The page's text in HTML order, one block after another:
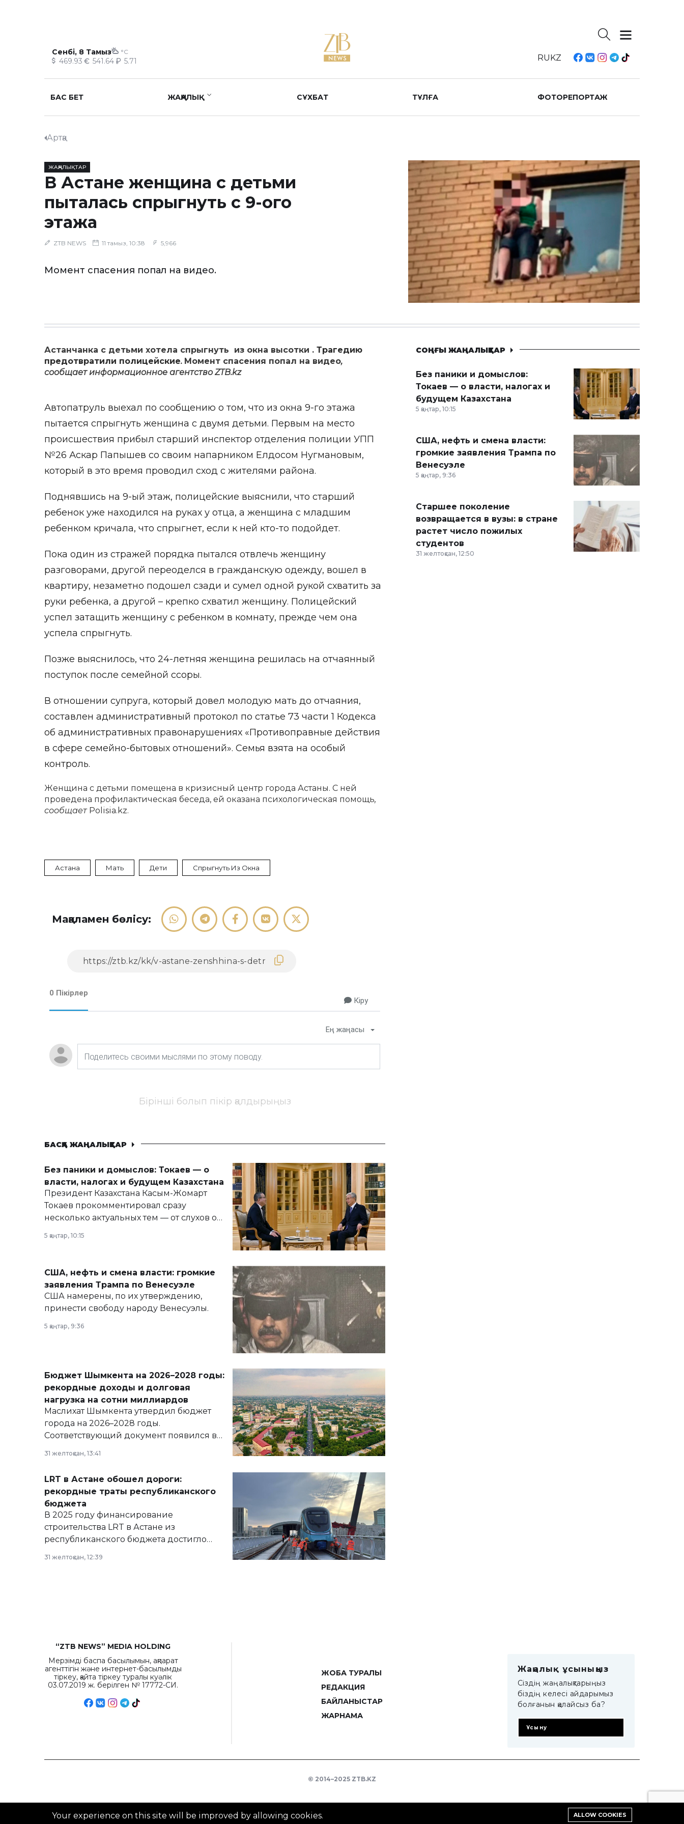
Сенбі, 8 Тамыз °C
469.93 541.64 5.71 RUKZ
БАС БЕТ ЖАҢАЛЫҚ СҰХБАТ ТҰЛҒА ФОТОРЕПОРТАЖ
Артқа
ЖАҢАЛЫҚТАР
В Астане женщина с детьми
пыталась спрыгнуть с 9-ого
этажа
ZTB NEWS 11 тамыз, 10:38 5,966
Момент спасения попал на видео.
Астанчанка с детьми хотела спрыгнуть из окна высотки . Трагедию
предотвратили полицейские. Момент спасения попал на видео,
сообщает информационное агентство ZTB.kz
Автопатруль выехал по сообщению о том, что из окна 9-го этажа
пытается спрыгнуть женщина с двумя детьми. Первым на место
происшествия прибыл старший инспектор отделения полиции УПП
№26 Аскар Папышев со своим напарником Елдосом Нугмановым,
который в это время проводил сход с жителями района.
Поднявшись на 9-ый этаж, полицейские выяснили, что старший
ребенок уже находился на руках у отца, а женщина с младшим
ребенком кричала, что спрыгнет, если к ней кто-то подойдет.
Пока один из стражей порядка пытался отвлечь женщину
разговорами, другой переоделся в гражданскую одежду, вошел в
квартиру, незаметно подошел сзади и сумел одной рукой схватить за
руки ребенка, а другой – крепко схватил женщину. Полицейский
успел затащить женщину с ребенком в комнату, прежде чем она
успела спрыгнуть.
Позже выяснилось, что 24-летняя женщина решилась на отчаянный
поступок после семейной ссоры.
В отношении супруга, который довел молодую мать до отчаяния,
составлен административный протокол по статье 73 части 1 Кодекса
об административных правонарушениях «Противоправные действия
в сфере семейно-бытовых отношений». Семья взята на особый
контроль.
Женщина с детьми помещена в кризисный центр города Астаны. С ней
проведена профилактическая беседа, ей оказана психологическая помощь,
сообщает Polisia.kz.
Астана Мать Дети Спрыгнуть Из Окна
Мақаламен бөлісу:
0 Пікірлер
Кіру
Ең жаңасы
Бірінші болып пікір қалдырыңыз
БАСҚА ЖАҢАЛЫҚТАР
Без паники и домыслов: Токаев — о
власти, налогах и будущем Казахстана
Президент Казахстана Касым-Жомарт
Токаев прокомментировал сразу
несколько актуальных тем — от слухов о
армии, экономики и личного здоровья.
5 қаңтар, 10:15
США, нефть и смена власти: громкие
заявления Трампа по Венесуэле
США намерены, по их утверждению,
принести свободу народу Венесуэлы.
5 қаңтар, 9:36
Бюджет Шымкента на 2026–2028 годы:
рекордные доходы и долговая
нагрузка на сотни миллиардов
Маслихат Шымкента утвердил бюджет
города на 2026–2028 годы.
Соответствующий документ появился в
сайте маслихат города.
31 желтоқсан, 13:41
LRT в Астане обошел дороги:
рекордные траты республиканского
бюджета
В 2025 году финансирование
строительства LRT в Астане из
республиканского бюджета достигло
31 желтоқсан, 12:39
СОҢҒЫ ЖАҢАЛЫҚТАР
Без паники и домыслов:
Токаев — о власти, налогах и
будущем Казахстана
5 қаңтар, 10:15
США, нефть и смена власти:
громкие заявления Трампа по
Венесуэле
5 қаңтар, 9:36
Старшее поколение
возвращается в вузы: в стране
растет число пожилых
студентов
31 желтоқсан, 12:50
“ZTB NEWS” MEDIA HOLDING
Мерзімді баспа басылымын, ақпарат
агенттігін және интернет-басылымды
тіркеу, қайта тіркеу туралы куәлік
03.07.2019 ж. берілген № 17772-СИ.
ЖОБА ТУРАЛЫ
РЕДАКЦИЯ
БАЙЛАНЫСТАР
ЖАРНАМА
Жаңалық ұсыныңыз
Сіздің жаңалықтарыңыз
біздің келесі айдарымыз
болғанын қалайсыз ба?
Ұсыну
© 2014–2025 ZTB.KZ
Your experience on this site will be improved by allowing cookies. ALLOW COOKIES